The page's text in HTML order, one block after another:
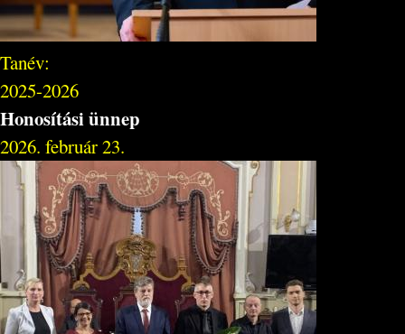
Tanév:
2025-2026
Honosítási ünnep
2026. február 23.